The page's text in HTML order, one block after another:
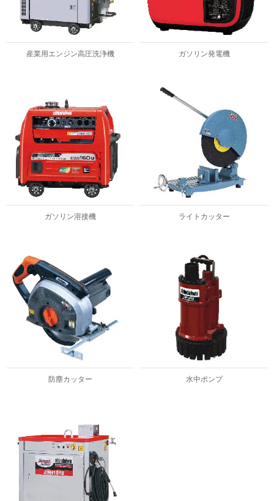
産業用エンジン高圧洗浄機 ガソリン発電機
ガソリン溶接機 ライトカッター
防塵カッター 水中ポンプ